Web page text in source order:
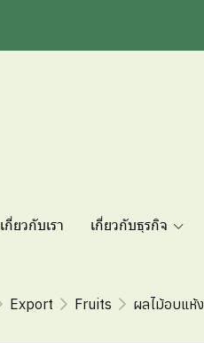
เกี่ยวกับเรา เกี่ยวกับธุรกิจ
Export Fruits ผลไม้อบแห้ง